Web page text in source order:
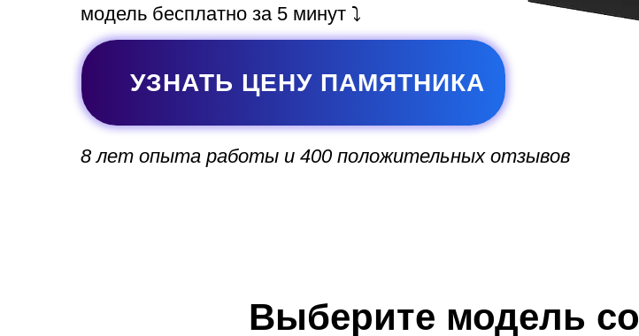
модель бесплатно за 5 минут ⤵️
8 лет опыта работы и 400 положительных отзывов
УЗНАТЬ ЦЕНУ ПАМЯТНИКА
Выберите модель со